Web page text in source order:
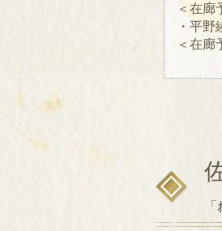
＜在廊
・平
＜在廊